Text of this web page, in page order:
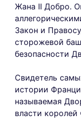
Жана II Добро.
Закон и
сторожевой
безопасности
Свидетель
истории
называемая
власти королей